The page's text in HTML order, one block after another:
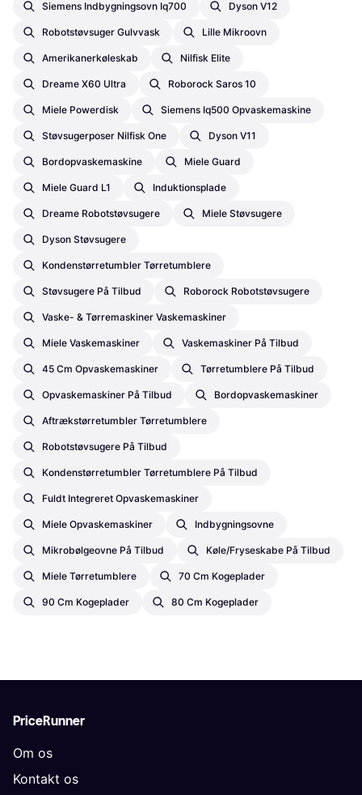
Siemens Indbygningsovn Iq700 Dyson V12
Robotstøvsuger Gulvvask Lille Mikroovn
Amerikanerkøleskab Nilfisk Elite
Dreame X60 Ultra Roborock Saros 10
Miele Powerdisk Siemens Iq500 Opvaskemaskine
Støvsugerposer Nilfisk One Dyson V11
Bordopvaskemaskine Miele Guard
Miele Guard L1 Induktionsplade
Dreame Robotstøvsugere Miele Støvsugere
Dyson Støvsugere
Kondenstørretumbler Tørretumblere
Støvsugere På Tilbud Roborock Robotstøvsugere
Vaske- & Tørremaskiner Vaskemaskiner
Miele Vaskemaskiner Vaskemaskiner På Tilbud
45 Cm Opvaskemaskiner Tørretumblere På Tilbud
Opvaskemaskiner På Tilbud Bordopvaskemaskiner
Aftrækstørretumbler Tørretumblere
Robotstøvsugere På Tilbud
Kondenstørretumbler Tørretumblere På Tilbud
Fuldt Integreret Opvaskemaskiner
Miele Opvaskemaskiner Indbygningsovne
Mikrobølgeovne På Tilbud Køle/Fryseskabe På Tilbud
Miele Tørretumblere 70 Cm Kogeplader
90 Cm Kogeplader 80 Cm Kogeplader
PriceRunner
Om os
Kontakt os